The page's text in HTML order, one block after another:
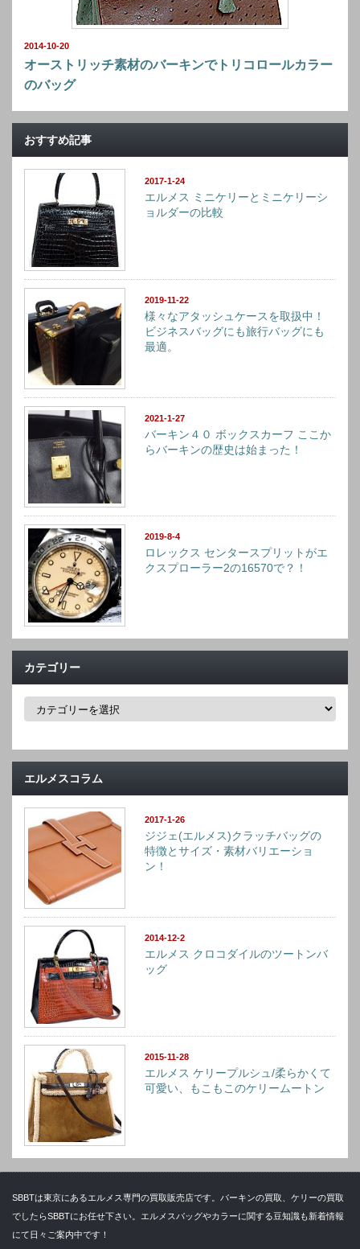
2014-10-20
オーストリッチ素材のバーキンでトリコロールカラー
のバッグ
おすすめ記事
2017-1-24
エルメス ミニケリーとミニケリーシ
ョルダーの比較
2019-11-22
様々なアタッシュケースを取扱中！
ビジネスバッグにも旅行バッグにも
最適。
2021-1-27
バーキン４０ ボックスカーフ ここか
らバーキンの歴史は始まった！
2019-8-4
ロレックス センタースプリットがエ
クスプローラー2の16570で？！
カテゴリー
カ
ー
エルメスコラム
2017-1-26
ジジェ(エルメス)クラッチバッグの
特徴とサイズ・素材バリエーショ
ン！
2014-12-2
エルメス クロコダイルのツートンバ
ッグ
2015-11-28
エルメス ケリープルシュ/柔らかくて
可愛い、もこもこのケリームートン
SBBTは東京にあるエルメス専門の買取販売店です。バーキンの買取、ケリーの買取
でしたらSBBTにお任せ下さい。エルメスバッグやカラーに関する豆知識も新着情報
にて日々ご案内中です！